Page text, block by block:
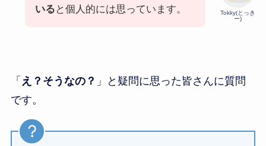
Tokky(とっき
ー)
いる と個人的には思っています。
「 え？そうなの？ 」と疑問に思った皆さんに質問
です。